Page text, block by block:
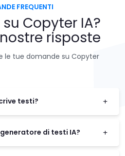
FREQUENTI
Copyter IA?
risposte
le tue domande su Copyter
testi?
di testi IA?